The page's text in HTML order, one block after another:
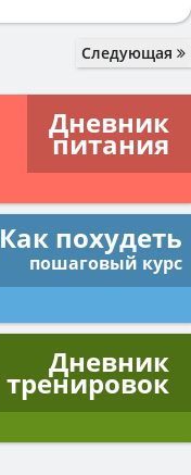
Следующая
Дневник
питания
Как похудеть
пошаговый курс
Дневник
тренировок